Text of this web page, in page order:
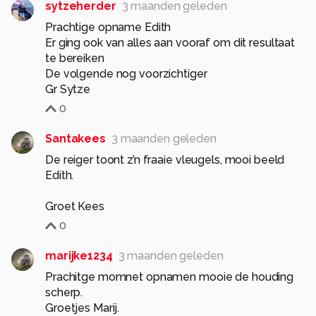
sytzeherder 3 maanden geleden
Prachtige opname Edith
Er ging ook van alles aan vooraf om dit resultaat
te bereiken
De volgende nog voorzichtiger
Gr Sytze
0
Santakees 3 maanden geleden
De reiger toont z’n fraaie vleugels, mooi beeld
Edith.
Groet Kees
0
marijke1234 3 maanden geleden
Prachitge momnet opnamen mooie de houding
scherp.
Groetjes Marij.